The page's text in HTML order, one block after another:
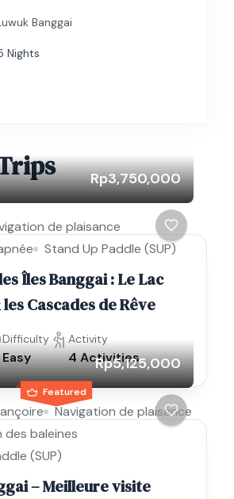
Banggai
Nights
Rp3,750,000
de plaisance
Stand Up Paddle (SUP)
Îles Banggai : Le Lac
Cascades de Rêve
Difficulty
Easy
Activity
4 Activities
Featured
Rp5,125,000
Navigation de plaisance
baleines
(SUP)
– Meilleure visite